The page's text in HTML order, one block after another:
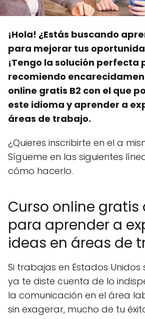
¡Hola! ¿Estás buscando
para mejorar tus
¡Tengo la solución perfecta
recomiendo
online gratis B2 con el que
este idioma y aprender a
áreas de trabajo.
¿Quieres inscribirte en el a
Sígueme en las siguientes
cómo hacerlo.
Curso online gratis
para aprender a
ideas en áreas de
Si trabajas en Estados
ya te diste cuenta de lo
la comunicación en el área
sin exagerar, mucho de tu